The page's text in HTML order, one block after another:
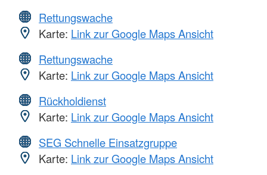
Rettungswache
Karte: Link zur Google Maps Ansicht
Rettungswache
Karte: Link zur Google Maps Ansicht
Rückholdienst
Karte: Link zur Google Maps Ansicht
SEG Schnelle Einsatzgruppe
Karte: Link zur Google Maps Ansicht